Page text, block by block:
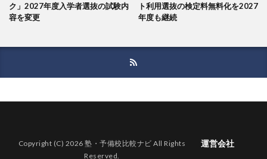
ク」2027年度入学者選抜の試験内
容を変更
ト利用選抜の検定料無料化を2027
年度も継続
運営会社
Copyright (C) 2026 塾・予備校比較ナビ All Rights
Reserved.